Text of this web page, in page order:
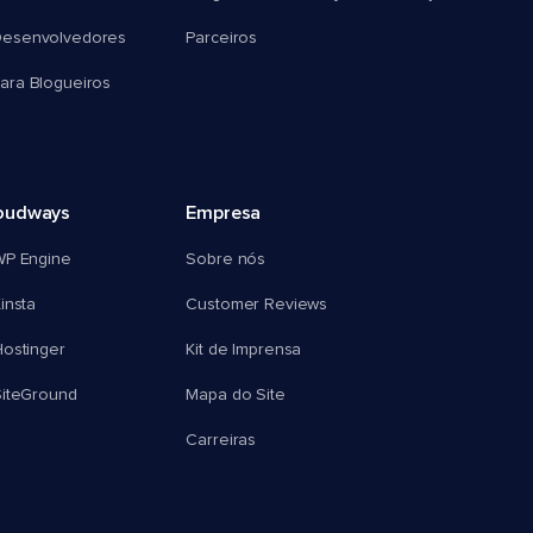
Blogueiros
Parceiros
Engine
Empresa
Sobre nós
Customer Reviews
Kit de Imprensa
Mapa do Site
Carreiras